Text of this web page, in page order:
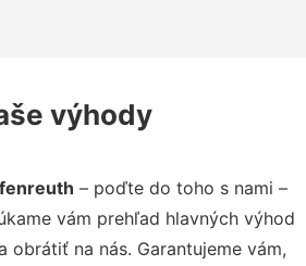
výhody
– poďte do toho s nami –
vám prehľad hlavných výhod
obrátiť na nás. Garantujeme vám,